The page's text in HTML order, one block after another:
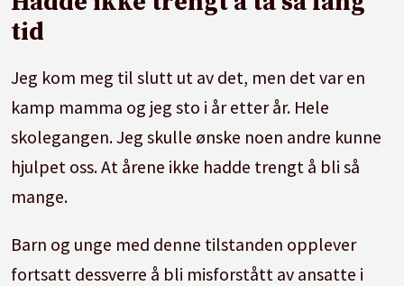
tid
Jeg kom meg til slutt ut av det, men det var en
kamp mamma og jeg sto i år etter år. Hele
skolegangen. Jeg skulle ønske noen andre kunne
hjulpet oss. At årene ikke hadde trengt å bli så
mange.
Barn og unge med denne tilstanden opplever
fortsatt dessverre å bli misforstått av ansatte i